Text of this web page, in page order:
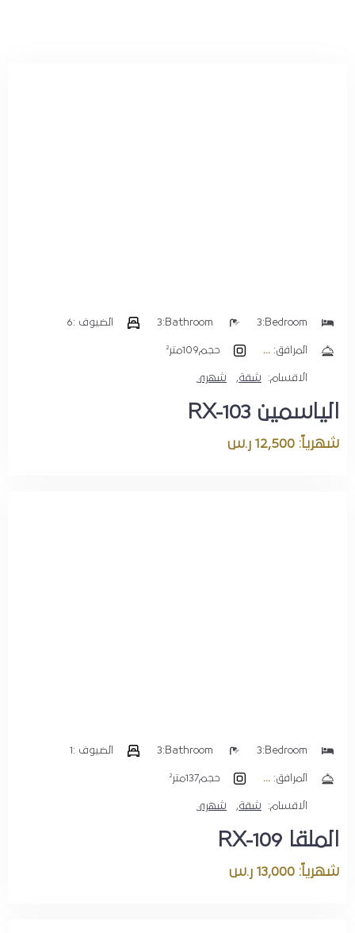
الياسمين RX-103
شهرياً: 12,500 ر.س
Bedroom:
3
Bathroom:
3 الضيوف :6
المرافق: حجم109متر²
الاقسام: شقة, شهري
الملقا RX-109
شهرياً: 13,000 ر.س
Bedroom:
3
Bathroom:
3 الضيوف : 1
المرافق: حجم137متر²
الاقسام: شقة, شهري